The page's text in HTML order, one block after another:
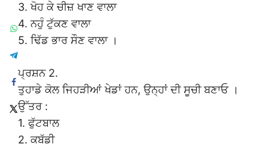
3. ਖੋਹ ਕੇ ਚੀਜ਼ ਖਾਣ ਵਾਲਾ
4. ਨਹੁੰ ਟੁੱਕਣ ਵਾਲਾ
5. ਢਿੱਡ ਭਾਰ ਸੌਣ ਵਾਲਾ ।
ਪ੍ਰਸ਼ਨ 2.
ਤੁਹਾਡੇ ਕੋਲ ਜਿਹੜੀਆਂ ਖੇਡਾਂ ਹਨ, ਉਨ੍ਹਾਂ ਦੀ ਸੂਚੀ ਬਣਾਓ ।
ਉੱਤਰ :
1. ਫੁੱਟਬਾਲ
2. ਕਬੱਡੀ